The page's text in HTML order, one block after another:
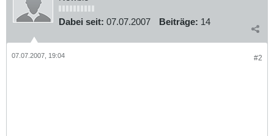
Dabei seit: 07.07.2007 Beiträge: 14
#2
07.07.2007, 19:04